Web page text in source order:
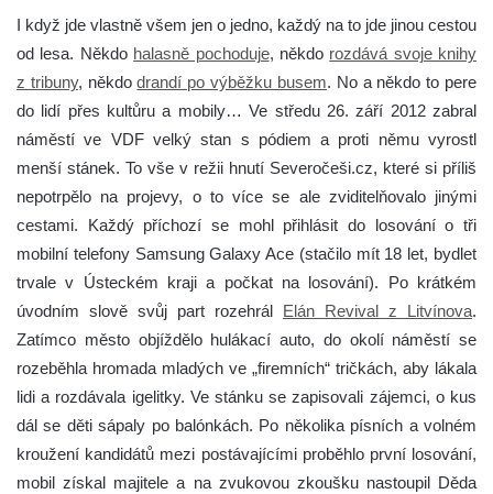
I když jde vlastně všem jen o jedno, každý na to jde jinou cestou
od lesa. Někdo halasně pochoduje, někdo rozdává svoje knihy
z tribuny, někdodrandí po výběžku busem. No a někdo to pere
do lidí přes kultůru a mobily…Ve středu 26. září 2012 zabral
náměstí ve VDF velký stan s pódiem a proti němu vyrostl
menší stánek. To vše v režii hnutí Severočeši.cz, které si příliš
nepotrpělo na projevy, o to více se ale zviditelňovalo jinými
cestami. Každý příchozí se mohl přihlásit do losování o tři
mobilní telefony Samsung Galaxy Ace (stačilo mít 18 let, bydlet
trvale v Ústeckém kraji a počkat na losování). Po krátkém
úvodním slově svůj part rozehrál Elán Revival z Litvínova.
Zatímco město objíždělo hulákací auto, do okolí náměstí se
rozeběhla hromada mladých ve „firemních“ tričkách, aby lákala
lidi a rozdávala igelitky. Ve stánku se zapisovali zájemci, o kus
dál se děti sápaly po balónkách. Po několika písních a volném
kroužení kandidátů mezi postávajícími proběhlo první losování,
mobil získal majitele a na zvukovou zkoušku nastoupil Děda